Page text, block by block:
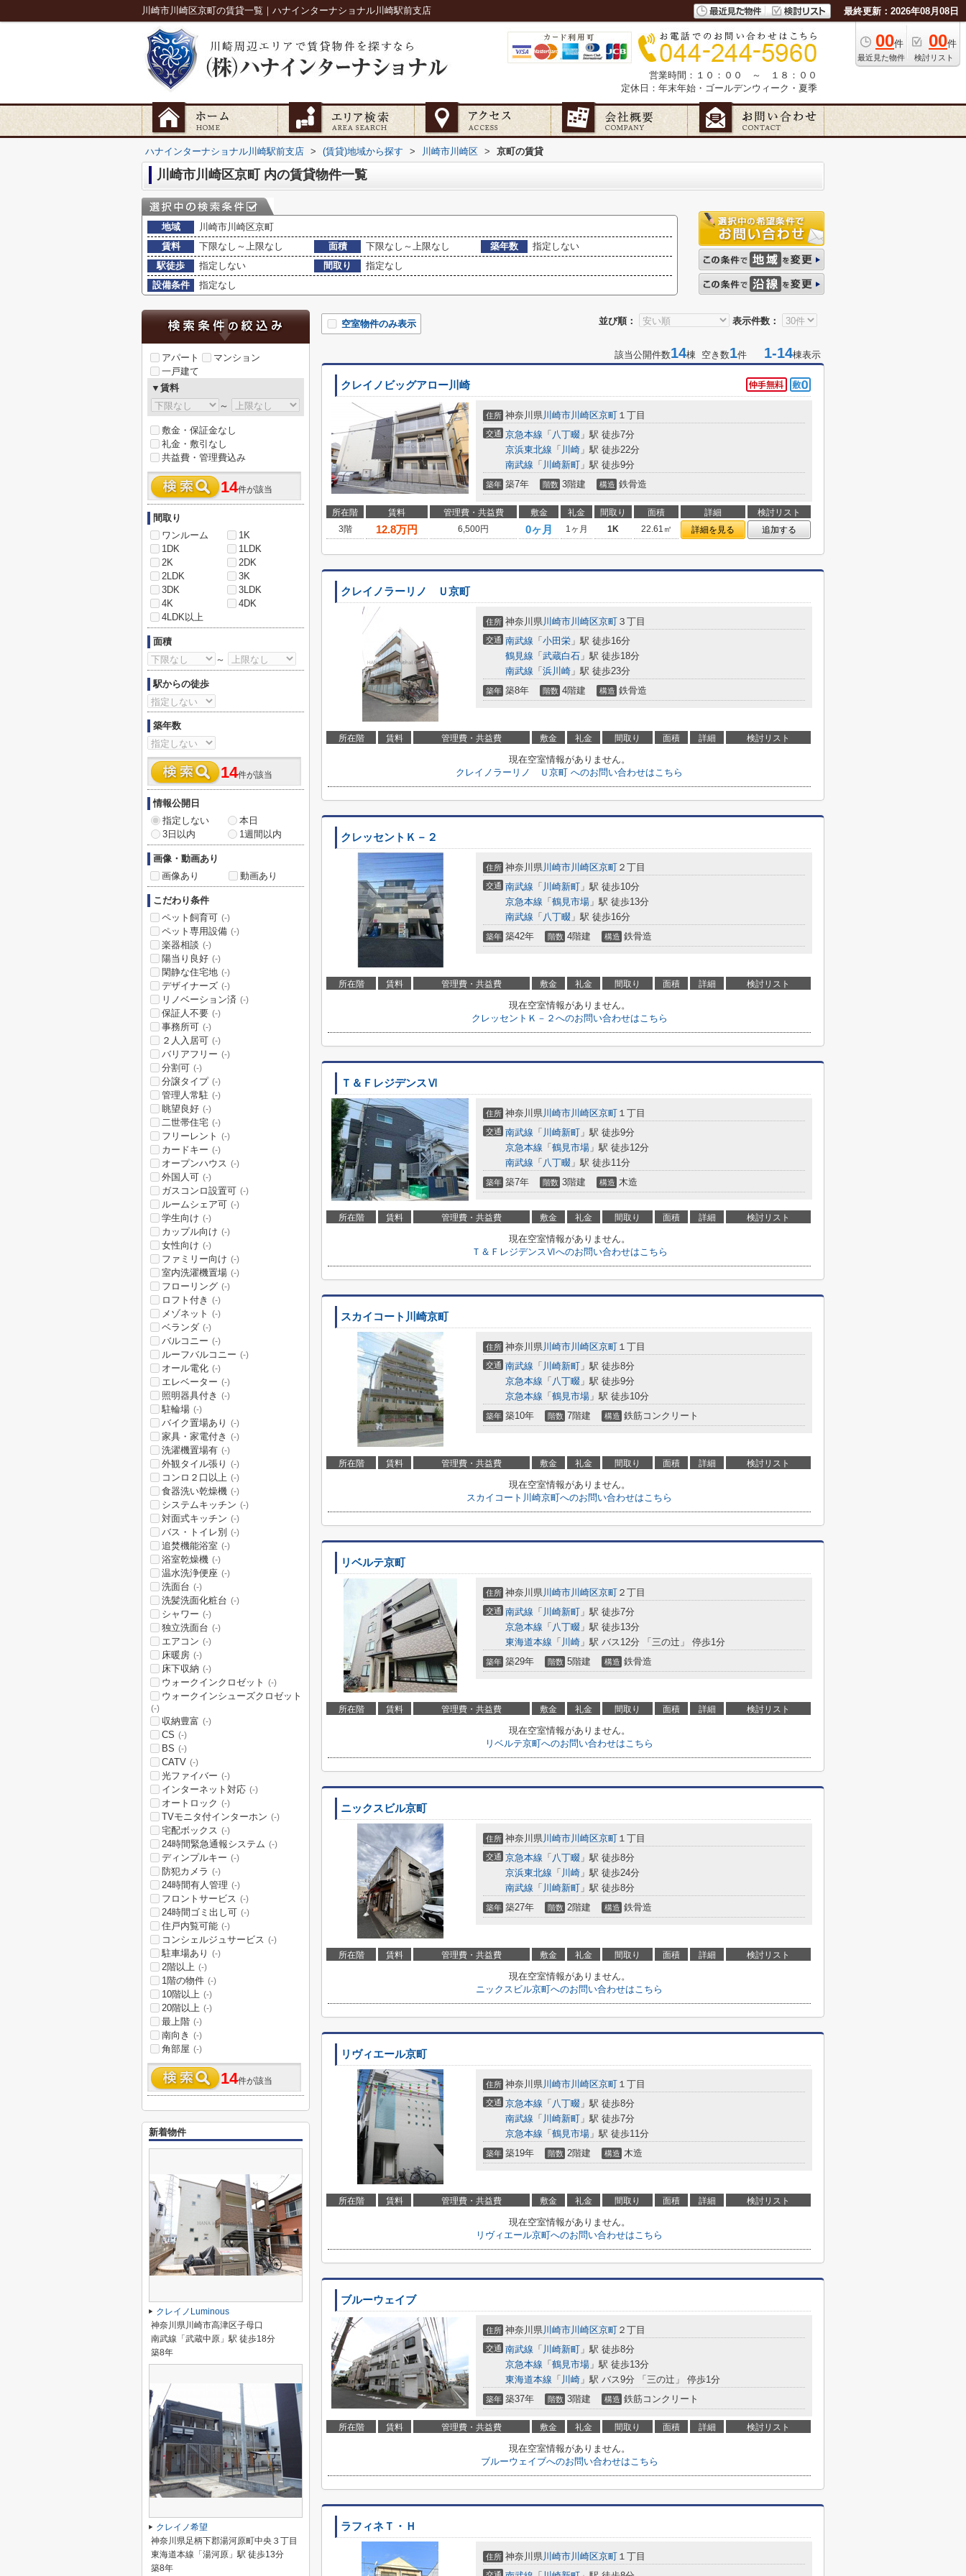
川崎市川崎区京町の賃貸一覧｜ハナインターナショナル川崎駅前支店 最終更新：2026年08月08日
00件
最近見た物件
00件
検討リスト
営業時間：１０：００ ～ １８：００
定休日：年末年始・ゴールデンウィーク・夏季
ハナインターナショナル川崎駅前支店 > (賃貸)地域から探す > 川崎市川崎区 > 京町の賃貸
川崎市川崎区京町 内の賃貸物件一覧
地域
川崎市川崎区京町
賃料
下限なし～上限なし 面積 下限なし～上限なし 築年数
指定しない
駅徒歩
指定しない 間取り
指定なし
設備条件
指定なし
並び順： 表示件数：
空室物件のみ表示
該当公開件数14棟 空き数1件 1-14棟表示
クレイノビッグアロー川崎
住所 神奈川県川崎市川崎区京町 １丁目
交通 京急本線 「 八丁畷 」駅 徒歩7分
京浜東北線 「 川崎 」駅 徒歩22分
南武線 「 川崎新町 」駅 徒歩9分
築年 築7年 階数 3階建 構造 鉄骨造
所在階 賃料 管理費・共益費 敷金 礼金 間取り 面積 詳細
検討リスト
3階
12.8万円 6,500円 0ヶ月 1ヶ月 1K 22.61㎡ 詳細を見る 追加する
クレイノラーリノ Ｕ京町
住所 神奈川県川崎市川崎区京町 ３丁目
交通 南武線 「 小田栄 」駅 徒歩16分
鶴見線 「 武蔵白石 」駅 徒歩18分
南武線 「 浜川崎 」駅 徒歩23分
築年 築8年 階数 4階建 構造 鉄骨造
所在階 賃料 管理費・共益費 敷金 礼金 間取り 面積 詳細 検討リスト
現在空室情報がありません。
クレイノラーリノ Ｕ京町 へのお問い合わせはこちら
クレッセントＫ－２
住所 神奈川県川崎市川崎区京町 ２丁目
交通 南武線 「 川崎新町 」駅 徒歩10分
京急本線 「 鶴見市場 」駅 徒歩13分
南武線 「 八丁畷 」駅 徒歩16分
築年 築42年 階数 4階建 構造 鉄骨造
所在階 賃料 管理費・共益費 敷金 礼金 間取り 面積 詳細 検討リスト
現在空室情報がありません。
クレッセントＫ－２へのお問い合わせはこちら
Ｔ＆ＦレジデンスⅥ
住所 神奈川県川崎市川崎区京町 １丁目
交通 南武線 「 川崎新町 」駅 徒歩9分
京急本線 「 鶴見市場 」駅 徒歩12分
南武線 「 八丁畷 」駅 徒歩11分
築年 築7年 階数 3階建 構造 木造
所在階 賃料 管理費・共益費 敷金 礼金 間取り 面積 詳細 検討リスト
現在空室情報がありません。
Ｔ＆ＦレジデンスⅥへのお問い合わせはこちら
スカイコート川崎京町
住所 神奈川県川崎市川崎区京町 １丁目
交通 南武線 「 川崎新町 」駅 徒歩8分
京急本線 「 八丁畷 」駅 徒歩9分
京急本線 「 鶴見市場 」駅 徒歩10分
築年 築10年 階数 7階建 構造 鉄筋コンクリート
所在階 賃料 管理費・共益費 敷金 礼金 間取り 面積 詳細 検討リスト
現在空室情報がありません。
スカイコート川崎京町へのお問い合わせはこちら
リベルテ京町
住所 神奈川県川崎市川崎区京町 ２丁目
交通 南武線 「 川崎新町 」駅 徒歩7分
京急本線 「 八丁畷 」駅 徒歩13分
東海道本線 「 川崎 」駅 バス12分 「三の辻」 停歩1分
築年 築29年 階数 5階建 構造 鉄骨造
所在階 賃料 管理費・共益費 敷金 礼金 間取り 面積 詳細 検討リスト
現在空室情報がありません。
リベルテ京町へのお問い合わせはこちら
ニックスビル京町
住所 神奈川県川崎市川崎区京町 １丁目
交通 京急本線 「 八丁畷 」駅 徒歩8分
京浜東北線 「 川崎 」駅 徒歩24分
南武線 「 川崎新町 」駅 徒歩8分
築年 築27年 階数 2階建 構造 鉄骨造
所在階 賃料 管理費・共益費 敷金 礼金 間取り 面積 詳細 検討リスト
現在空室情報がありません。
ニックスビル京町へのお問い合わせはこちら
リヴィエール京町
住所 神奈川県川崎市川崎区京町 １丁目
交通 京急本線 「 八丁畷 」駅 徒歩8分
南武線 「 川崎新町 」駅 徒歩7分
京急本線 「 鶴見市場 」駅 徒歩11分
築年 築19年 階数 2階建 構造 木造
所在階 賃料 管理費・共益費 敷金 礼金 間取り 面積 詳細 検討リスト
現在空室情報がありません。
リヴィエール京町へのお問い合わせはこちら
ブルーウェイブ
住所 神奈川県川崎市川崎区京町 ２丁目
交通 南武線 「 川崎新町 」駅 徒歩8分
京急本線 「 鶴見市場 」駅 徒歩13分
東海道本線 「 川崎 」駅 バス9分 「三の辻」 停歩1分
築年 築37年 階数 3階建 構造 鉄筋コンクリート
所在階 賃料 管理費・共益費 敷金 礼金 間取り 面積 詳細 検討リスト
現在空室情報がありません。
ブルーウェイブへのお問い合わせはこちら
ラフィネＴ・Ｈ
住所 神奈川県川崎市川崎区京町 １丁目
アパート
マンション
一戸建て
▼賃料
～
敷金・保証金なし
礼金・敷引なし
共益費・管理費込み
14件が該当
間取り
ワンルーム
1K
1DK
1LDK
2K
2DK
2LDK
3K
3DK
3LDK
4K
4DK
4LDK以上
面積
～
駅からの徒歩
築年数
14件が該当
情報公開日
指定しない
本日
3日以内
1週間以内
画像・動画あり
画像あり
動画あり
こだわり条件
ペット飼育可 (-)
ペット専用設備 (-)
楽器相談 (-)
陽当り良好 (-)
閑静な住宅地 (-)
デザイナーズ (-)
リノベーション済 (-)
保証人不要 (-)
事務所可 (-)
２人入居可 (-)
バリアフリー (-)
分割可 (-)
分譲タイプ (-)
管理人常駐 (-)
眺望良好 (-)
二世帯住宅 (-)
フリーレント (-)
カードキー (-)
オープンハウス (-)
外国人可 (-)
ガスコンロ設置可 (-)
ルームシェア可 (-)
学生向け (-)
カップル向け (-)
女性向け (-)
ファミリー向け (-)
室内洗濯機置場 (-)
フローリング (-)
ロフト付き (-)
メゾネット (-)
ベランダ (-)
バルコニー (-)
ルーフバルコニー (-)
オール電化 (-)
エレベーター (-)
照明器具付き (-)
駐輪場 (-)
バイク置場あり (-)
家具・家電付き (-)
洗濯機置場有 (-)
外観タイル張り (-)
コンロ２口以上 (-)
食器洗い乾燥機 (-)
システムキッチン (-)
対面式キッチン (-)
バス・トイレ別 (-)
追焚機能浴室 (-)
浴室乾燥機 (-)
温水洗浄便座 (-)
洗面台 (-)
洗髪洗面化粧台 (-)
シャワー (-)
独立洗面台 (-)
エアコン (-)
床暖房 (-)
床下収納 (-)
ウォークインクロゼット (-)
ウォークインシューズクロゼット
(-)
収納豊富 (-)
CS (-)
BS (-)
CATV (-)
光ファイバー (-)
インターネット対応 (-)
オートロック (-)
TVモニタ付インターホン (-)
宅配ボックス (-)
24時間緊急通報システム (-)
ディンプルキー (-)
防犯カメラ (-)
24時間有人管理 (-)
フロントサービス (-)
24時間ゴミ出し可 (-)
住戸内覧可能 (-)
コンシェルジュサービス (-)
駐車場あり (-)
2階以上 (-)
1階の物件 (-)
10階以上 (-)
20階以上 (-)
最上階 (-)
南向き (-)
角部屋 (-)
14件が該当
新着物件
クレイノLuminous
神奈川県川崎市高津区子母口
南武線「武蔵中原」駅 徒歩18分
築8年
クレイノ希望
神奈川県足柄下郡湯河原町中央３丁目
東海道本線「湯河原」駅 徒歩13分
築8年